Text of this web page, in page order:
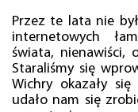
Przez te lata nie
internetowych
świata, nienawiści,
Staraliśmy się
Wichry okazały
udało nam się